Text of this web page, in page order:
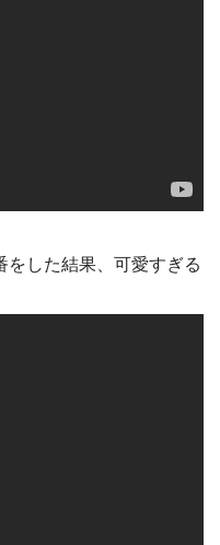
をした結果、可愛すぎる